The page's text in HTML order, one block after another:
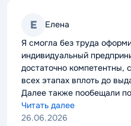
Е Елена
Я смогла без труда
индивидуальный
достаточно компетентны,
всех этапах вплоть до
Далее также пообещали
проблемы с выплатой
рекомендовать компанию к
Читать далее
26.06.2026